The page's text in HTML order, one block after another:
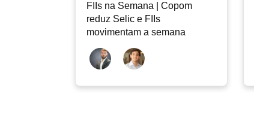
FIIs na Semana | Copom
reduz Selic e FIIs
movimentam a semana